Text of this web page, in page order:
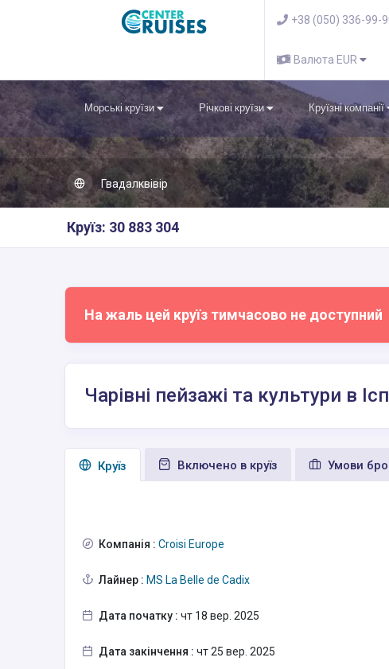
+38 (050) 336-99-
Валюта EUR
Морські круїзи Річкові круїзи Круїзні компанії
Гвадалквівір
Круїз: 30 883 304
На жаль цей круїз тимчасово не доступний
Чарівні пейзажі та культури в
Круїз Включено в круїз Умови
Компанія : Croisi Europe
Лайнер : MS La Belle de Cadix
Дата початку : чт 18 вер. 2025
Дата закінчення : чт 25 вер. 2025